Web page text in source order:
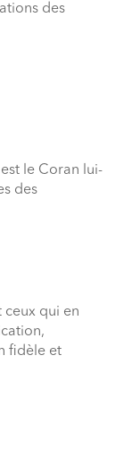
des
le Coran lui-
des
qui en
fidèle et